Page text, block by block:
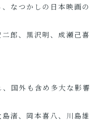
なつかしの日本映画の
郎、黒沢明、成瀬己喜
国外も含め多大な影響
渚、岡本喜八、川島雄